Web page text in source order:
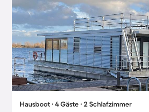
Hausboot ∙ 4 Gäste ∙ 2 Schlafzimmer